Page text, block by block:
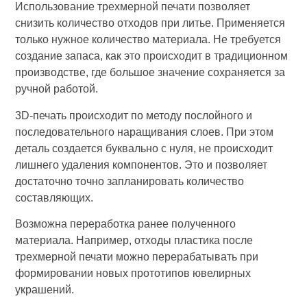
Использование трехмерной печати позволяет
снизить количество отходов при литье. Применяется
только нужное количество материала. Не требуется
создание запаса, как это происходит в традиционном
производстве, где большое значение сохраняется за
ручной работой.
3D-печать происходит по методу послойного и
последовательного наращивания слоев. При этом
деталь создается буквально с нуля, не происходит
лишнего удаления компонентов. Это и позволяет
достаточно точно запланировать количество
составляющих.
Возможна переработка ранее полученного
материала. Например, отходы пластика после
трехмерной печати можно перерабатывать при
формировании новых прототипов ювелирных
украшений.